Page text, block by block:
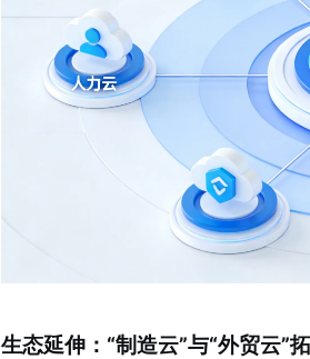
生态延伸：“制造云”与“外贸云”